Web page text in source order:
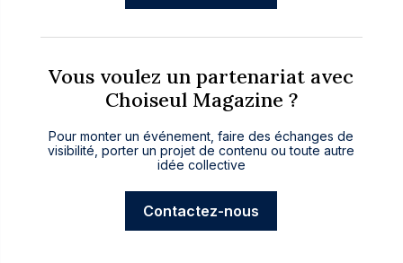
Vous voulez un partenariat avec
Choiseul Magazine ?
Pour monter un événement, faire des échanges de
visibilité, porter un projet de contenu ou toute autre
idée collective
Contactez-nous